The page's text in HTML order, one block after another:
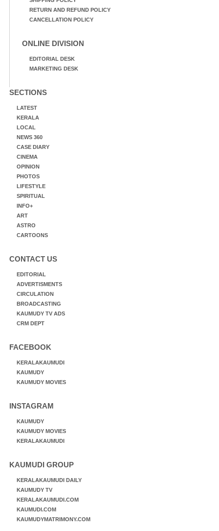
RETURN AND REFUND POLICY
CANCELLATION POLICY
ONLINE DIVISION
EDITORIAL DESK
MARKETING DESK
SECTIONS
LATEST
KERALA
LOCAL
NEWS 360
CASE DIARY
CINEMA
OPINION
PHOTOS
LIFESTYLE
SPIRITUAL
INFO+
ART
ASTRO
CARTOONS
CONTACT US
EDITORIAL
ADVERTISMENTS
CIRCULATION
BROADCASTING
KAUMUDY TV ADS
CRM DEPT
FACEBOOK
KERALAKAUMUDI
KAUMUDY
KAUMUDY MOVIES
INSTAGRAM
KAUMUDY
KAUMUDY MOVIES
KERALAKAUMUDI
KAUMUDI GROUP
KERALAKAUMUDI DAILY
KAUMUDY TV
KERALAKAUMUDI.COM
KAUMUDI.COM
KAUMUDYMATRIMONY.COM